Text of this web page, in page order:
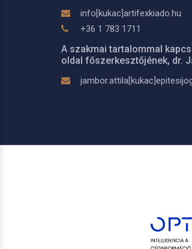
info[kukac]artifexkiado.hu
+36 1 783 1711
A szakmai tartalommal
oldal főszerkesztőjének, dr.